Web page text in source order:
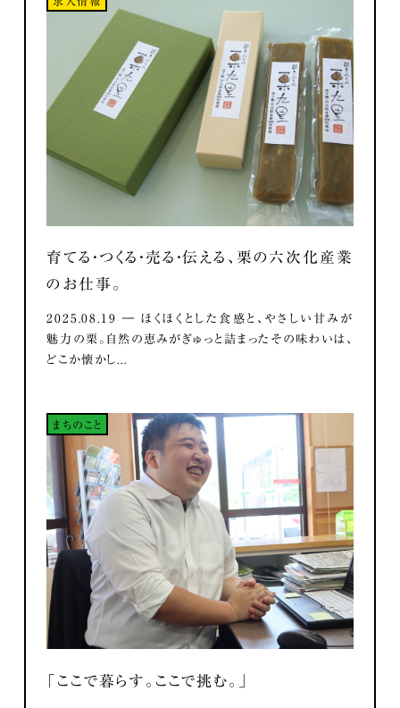
育てる・つくる・売る・伝える、栗の六次化産業
のお仕事。
2025.08.19 ― ほくほくとした食感と、やさしい甘みが
魅力の栗。自然の恵みがぎゅっと詰まったその味わいは、
どこか懐かし...
まちのこと
「ここで暮らす。ここで挑む。」